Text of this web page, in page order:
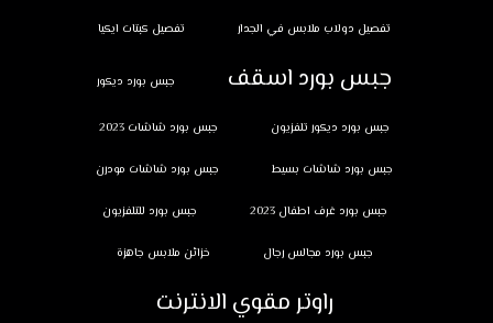
تفصيل دولاب ملابس في الجدار تفصيل كبتات ايكيا
جبس بورد اسقف جبس بورد ديكور
جبس بورد ديكور تلفزيون جبس بورد شاشات 2023
جبس بورد شاشات بسيط جبس بورد شاشات مودرن
جبس بورد غرف اطفال 2023 جبس بورد للتلفزيون
جبس بورد مجالس رجال خزائن ملابس جاهزة
راوتر مقوي الانترنت